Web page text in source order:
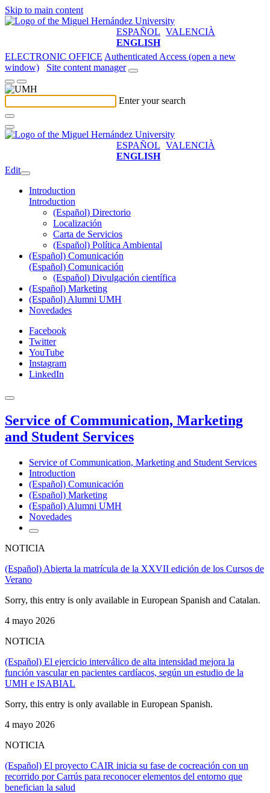
Skip to main content
ESPAÑOL VALENCIÀ
ENGLISH
ELECTRONIC OFFICE Authenticated Access (open a new
window)
Site content manager
Enter your search
ESPAÑOL VALENCIÀ
ENGLISH
Edit
Introduction
Introduction
(Español) Directorio
Localización
Carta de Servicios
(Español) Política Ambiental
(Español) Comunicación
(Español) Comunicación
(Español) Divulgación científica
(Español) Marketing
(Español) Alumni UMH
Novedades
Facebook
Twitter
YouTube
Instagram
LinkedIn
Service of Communication, Marketing
and Student Services
Service of Communication, Marketing and Student Services
Introduction
(Español) Comunicación
(Español) Marketing
(Español) Alumni UMH
Novedades
NOTICIA
(Español) Abierta la matrícula de la XXVII edición de los Cursos de
Verano
Sorry, this entry is only available in European Spanish and Catalan.
4 mayo 2026
NOTICIA
(Español) El ejercicio interválico de alta intensidad mejora la
función vascular en pacientes cardíacos, según un estudio de la
UMH e ISABIAL
Sorry, this entry is only available in European Spanish.
4 mayo 2026
NOTICIA
(Español) El proyecto CAIR inicia su fase de cocreación con un
recorrido por Carrús para reconocer elementos del entorno que
benefician la salud